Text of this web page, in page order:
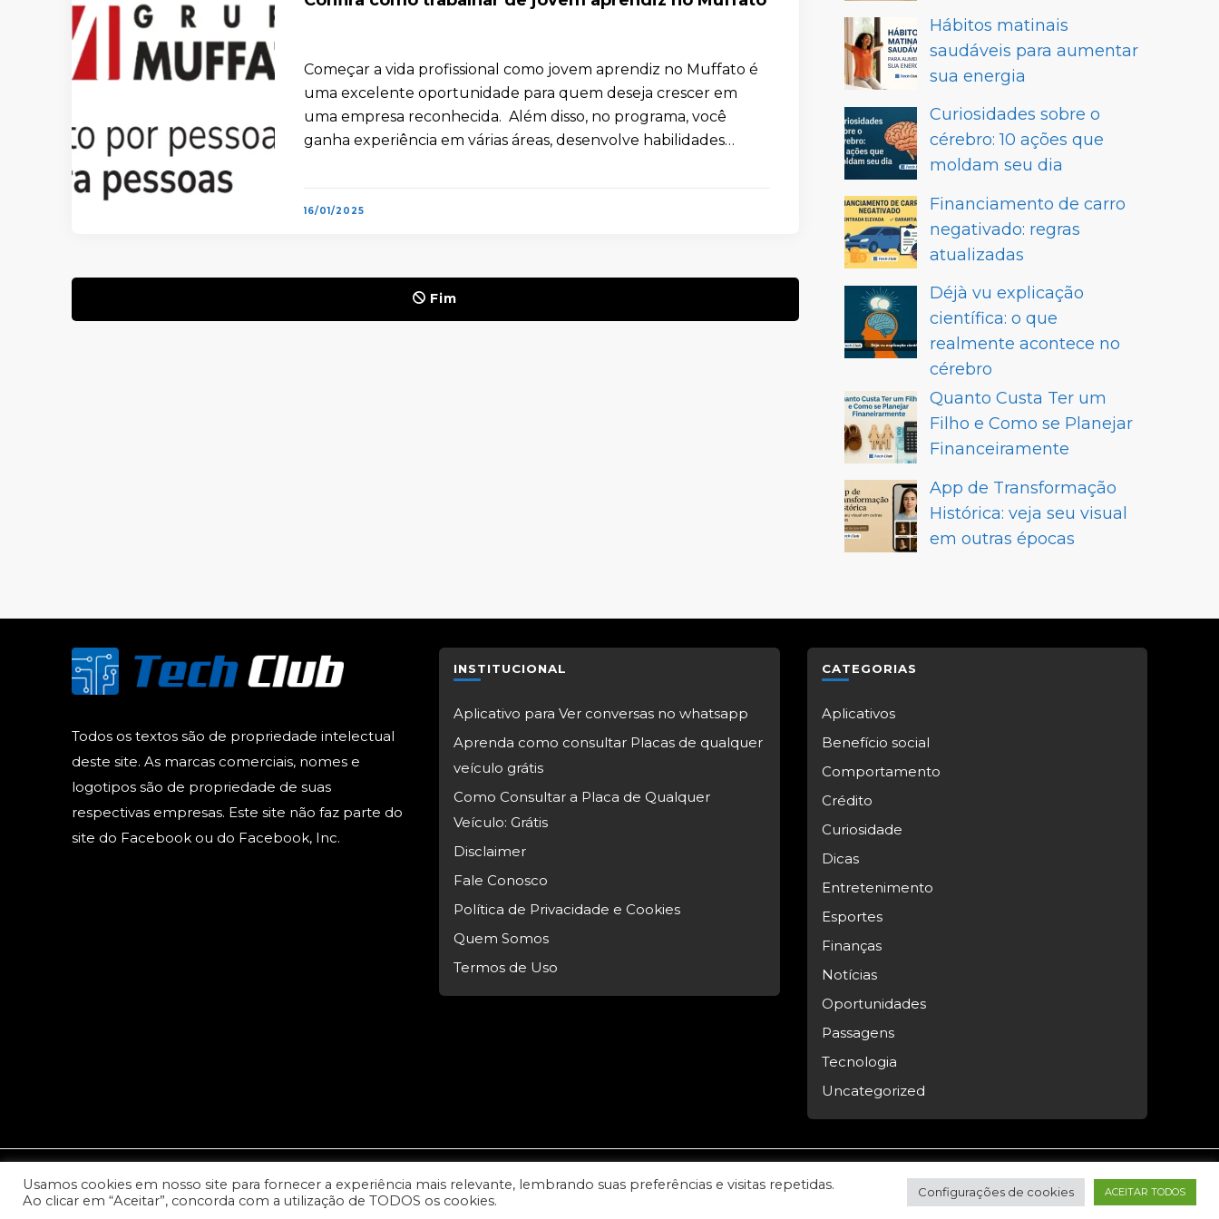
Começar a vida profissional como jovem aprendiz no Muffato é
uma excelente oportunidade para quem deseja crescer em
uma empresa reconhecida. Além disso, no programa, você
ganha experiência em várias áreas, desenvolve habilidades
16/01/2025
Fim
Hábitos matinais
saudáveis para aumentar
sua energia
Curiosidades sobre o
cérebro: 10 ações que
moldam seu dia
Financiamento de carro
negativado: regras
atualizadas
Déjà vu explicação
científica: o que
realmente acontece no
cérebro
Quanto Custa Ter um
Filho e Como se Planejar
Financeiramente
App de Transformação
Histórica: veja seu visual
em outras épocas
Todos os textos são de propriedade intelectual
deste site. As marcas comerciais, nomes e
logotipos são de propriedade de suas
respectivas empresas. Este site não faz parte do
site do Facebook ou do Facebook, Inc.
INSTITUCIONAL
Aplicativo para Ver conversas no whatsapp
Aprenda como consultar Placas de qualquer
veículo grátis
Como Consultar a Placa de Qualquer
Veículo: Grátis
Disclaimer
Fale Conosco
Política de Privacidade e Cookies
Quem Somos
Termos de Uso
CATEGORIAS
Aplicativos
Benefício social
Comportamento
Crédito
Curiosidade
Dicas
Entretenimento
Esportes
Finanças
Notícias
Oportunidades
Passagens
Tecnologia
Uncategorized
© 2023 Copyright: Todos os direitos reservados - Canal Tech.
Usamos cookies em nosso site para fornecer a experiência mais relevante, lembrando suas preferências e visitas repetidas.
Ao clicar em “Aceitar”, concorda com a utilização de TODOS os cookies.
Configurações de cookies ACEITAR TODOS